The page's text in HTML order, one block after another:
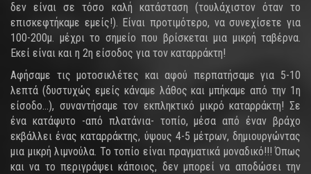
δεν είναι σε τόσο καλή κατάσταση (τουλάχιστον όταν το
επισκεφτήκαμε εμείς!). Είναι προτιμότερο, να συνεχίσετε για
100-200μ. μέχρι το σημείο που βρίσκεται μια μικρή ταβέρνα.
Εκεί είναι και η 2η είσοδος για τον καταρράκτη!
Αφήσαμε τις μοτοσικλέτες και αφού περπατήσαμε για 5-10
λεπτά (δυστυχώς εμείς κάναμε λάθος και μπήκαμε από την 1η
είσοδο...), συναντήσαμε τον εκπληκτικό μικρό καταρράκτη! Σε
ένα κατάφυτο -από πλατάνια- τοπίο, μέσα από έναν βράχο
εκβάλλει ένας καταρράκτης, ύψους 4-5 μέτρων, δημιουργώντας
μια μικρή λιμνούλα. Το τοπίο είναι πραγματικά μοναδικό!!! Όπως
και να το περιγράψει κάποιος, δεν μπορεί να αποδώσει την